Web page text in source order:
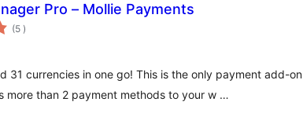
Pro – Mollie Payments
(5 classificações
)
31 currencies in one go! This is the only payment add-on
more than 2 payment methods to your w …